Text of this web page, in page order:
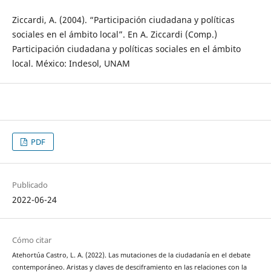
Ziccardi, A. (2004). “Participación ciudadana y políticas
sociales en el ámbito local”. En A. Ziccardi (Comp.)
Participación ciudadana y políticas sociales en el ámbito
local. México: Indesol, UNAM
PDF
Publicado
2022-06-24
Cómo citar
Atehortúa Castro, L. A. (2022). Las mutaciones de la ciudadanía en el debate
contemporáneo. Aristas y claves de desciframiento en las relaciones con la